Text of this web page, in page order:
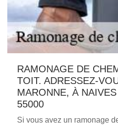
RAMONAGE DE
TOIT. ADRESSEZ-
MARONNE, À
55000
Si vous avez un ramonage